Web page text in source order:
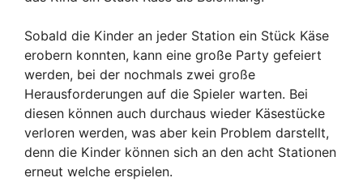
Sobald die Kinder an jeder Station ein Stück Käse
erobern konnten, kann eine große Party gefeiert
werden, bei der nochmals zwei große
Herausforderungen auf die Spieler warten. Bei
diesen können auch durchaus wieder Käsestücke
verloren werden, was aber kein Problem darstellt,
denn die Kinder können sich an den acht Stationen
erneut welche erspielen.